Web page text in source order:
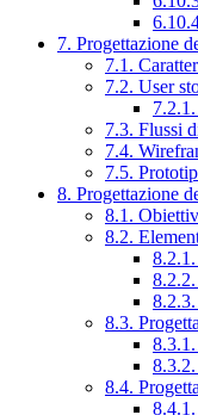
7. Progettazione
7.1.
7.2. User
7.3. Flussi
7.4.
7.5.
8. Progettazione
8.1.
8.2.
8.3.
8.4.